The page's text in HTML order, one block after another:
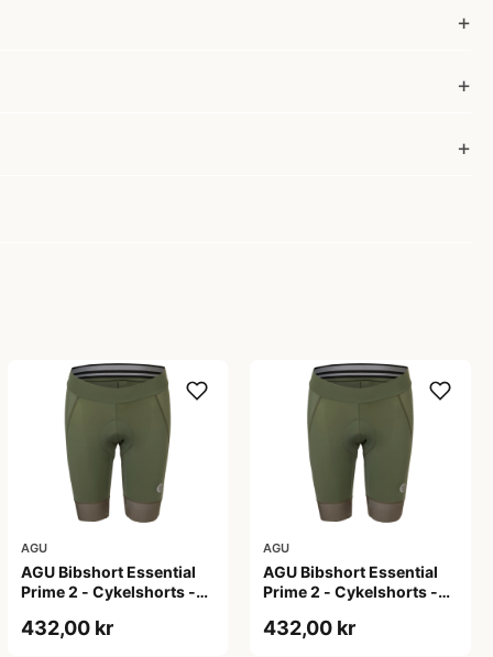
AGU
AGU Bibshort Essential
Prime 2 - Cykelshorts -
2XL
432,00 kr
AGU
AGU Bibshort Essential
Prime 2 - Cykelshorts -
432,00 kr